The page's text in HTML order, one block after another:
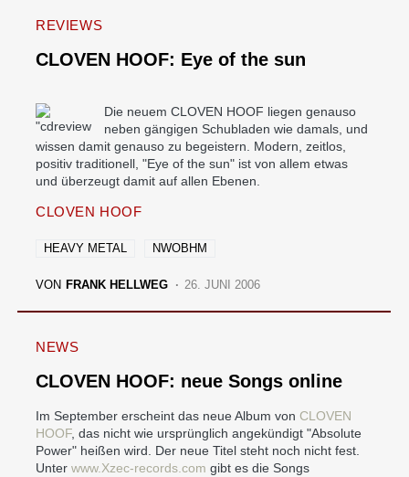
REVIEWS
CLOVEN HOOF: Eye of the sun
Die neuem CLOVEN HOOF liegen genauso
neben gängigen Schubladen wie damals, und
wissen damit genauso zu begeistern. Modern, zeitlos,
positiv traditionell, "Eye of the sun" ist von allem etwas
und überzeugt damit auf allen Ebenen.
CLOVEN HOOF
HEAVY METAL NWOBHM
VON FRANK HELLWEG 26. JUNI 2006
NEWS
CLOVEN HOOF: neue Songs online
Im September erscheint das neue Album von CLOVEN
HOOF, das nicht wie ursprünglich angekündigt "Absolute
Power" heißen wird. Der neue Titel steht noch nicht fest.
Unter www.Xzec-records.com gibt es die Songs